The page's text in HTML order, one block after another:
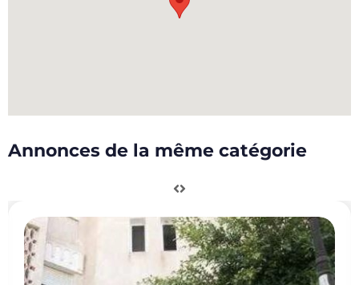
Annonces de la même catégorie